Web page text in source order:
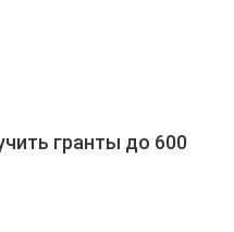
гранты до 600